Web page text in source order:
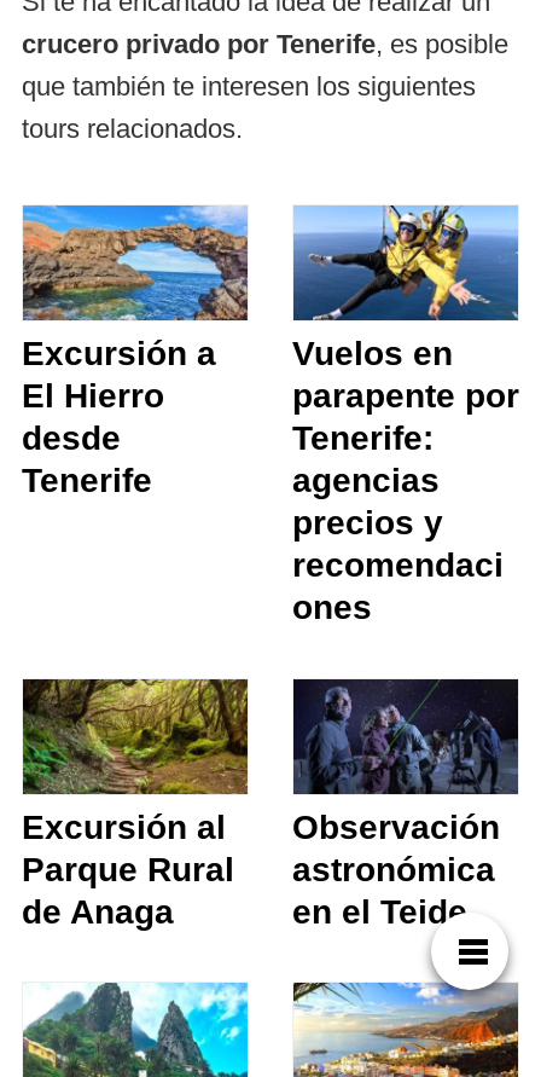
crucero privado por Tenerife, es posible
que también te interesen los siguientes
tours relacionados.
Excursión a
El Hierro
desde
Tenerife
Vuelos en
parapente por
Tenerife:
agencias
precios y
recomendaci
ones
Excursión al
Parque Rural
de Anaga
Observación
astronómica
en el Teide